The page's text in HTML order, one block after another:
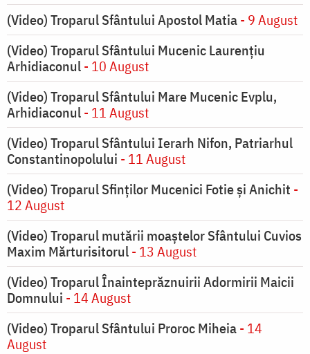
(Video) Troparul Sfântului Apostol Matia- 9 August
(Video) Troparul Sfântului Mucenic Laurențiu
Arhidiaconul- 10 August
(Video) Troparul Sfântului Mare Mucenic Evplu,
Arhidiaconul- 11 August
(Video) Troparul Sfântului Ierarh Nifon, Patriarhul
Constantinopolului - 11 August
(Video) Troparul Sfinților Mucenici Fotie și Anichit -
12 August
(Video) Troparul mutării moaștelor Sfântului Cuvios
Maxim Mărturisitorul- 13 August
(Video) Troparul Înainteprăznuirii Adormirii Maicii
Domnului - 14 August
(Video) Troparul Sfântului Proroc Miheia- 14
August